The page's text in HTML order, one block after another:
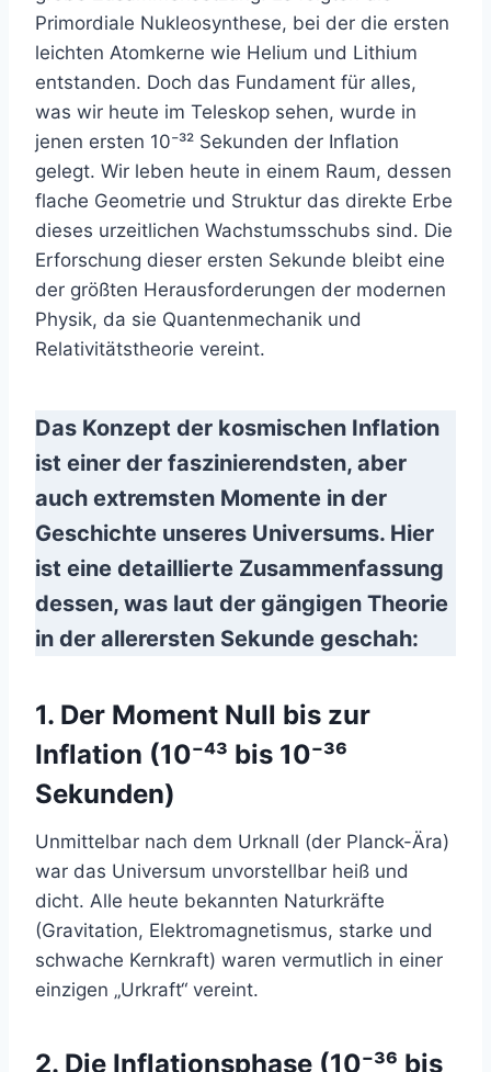
Primordiale Nukleosynthese, bei der die ersten
leichten Atomkerne wie Helium und Lithium
entstanden. Doch das Fundament für alles,
was wir heute im Teleskop sehen, wurde in
jenen ersten 10⁻³² Sekunden der Inflation
gelegt. Wir leben heute in einem Raum, dessen
flache Geometrie und Struktur das direkte Erbe
dieses urzeitlichen Wachstumsschubs sind. Die
Erforschung dieser ersten Sekunde bleibt eine
der größten Herausforderungen der modernen
Physik, da sie Quantenmechanik und
Relativitätstheorie vereint.
Das Konzept der kosmischen Inflation
ist einer der faszinierendsten, aber
auch extremsten Momente in der
Geschichte unseres Universums. Hier
ist eine detaillierte Zusammenfassung
dessen, was laut der gängigen Theorie
in der allerersten Sekunde geschah:
1. Der Moment Null bis zur
Inflation (10⁻⁴³ bis 10⁻³⁶
Sekunden)
Unmittelbar nach dem Urknall (der Planck-Ära)
war das Universum unvorstellbar heiß und
dicht. Alle heute bekannten Naturkräfte
(Gravitation, Elektromagnetismus, starke und
schwache Kernkraft) waren vermutlich in einer
einzigen „Urkraft“ vereint.
2. Die Inflationsphase (10⁻³⁶ bis